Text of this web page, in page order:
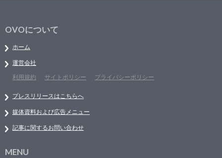
OVOについて
ホーム
運営会社
利用規約
サイトポリシー プライバシーポリシー
プレスリリースはこちらへ
媒体資料および広告メニュー
記事に関するお問い合わせ
MENU